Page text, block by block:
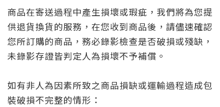
商品在寄送過程中產生損壞或瑕疵，我們將為您提
供退貨換貨的服務，在您收到商品後，請儘速確認
您所訂購的商品，務必錄影檢查是否破損或殘缺，
未錄影存證皆判定人為損壞不予補償。
如有非人為因素所致之商品損缺或運輸過程造成包
裝破損不完整的情形：